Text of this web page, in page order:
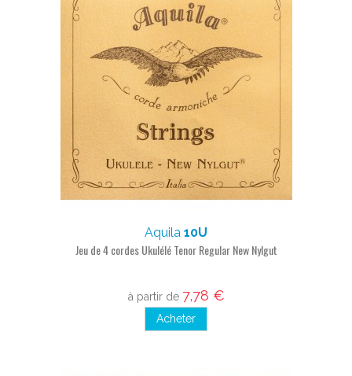
Aquila 10U
Jeu de 4 cordes Ukulélé Tenor Regular New Nylgut
à partir de 7,78 €
Acheter